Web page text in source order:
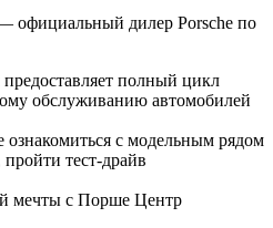
дилер Porsche по
полный цикл
обслуживанию автомобилей
с модельным рядом
тест-драйв
мечты с Порше Центр